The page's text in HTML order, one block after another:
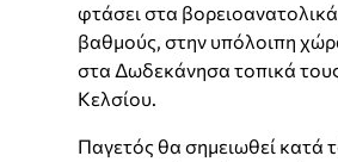
φτάσει στα
βαθμούς, στην υπόλοιπη
στα Δωδεκάνησα τοπικά
Κελσίου.
Παγετός θα σημειωθεί κατά